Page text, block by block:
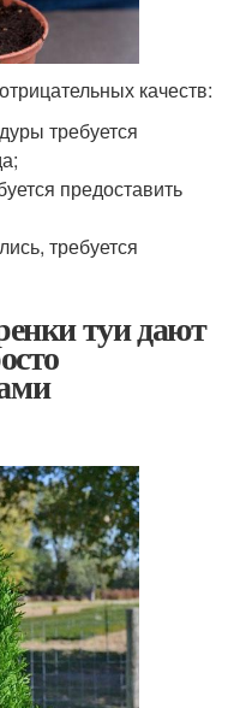
качеств:
требуется
предоставить
требуется
туи дают